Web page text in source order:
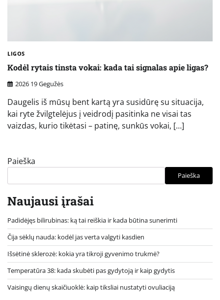
LIGOS
Kodėl rytais tinsta vokai: kada tai signalas apie ligas?
2026 19 Gegužės
Daugelis iš mūsų bent kartą yra susidūrę su situacija,
kai ryte žvilgtelėjus į veidrodį pasitinka ne visai tas
vaizdas, kurio tikėtasi – patinę, sunkūs vokai, […]
Paieška
Paieška
Naujausi įrašai
Padidėjęs bilirubinas: ką tai reiškia ir kada būtina sunerimti
Čija sėklų nauda: kodėl jas verta valgyti kasdien
Išsėtinė sklerozė: kokia yra tikroji gyvenimo trukmė?
Temperatūra 38: kada skubėti pas gydytoją ir kaip gydytis
Vaisingų dienų skaičiuoklė: kaip tiksliai nustatyti ovuliaciją